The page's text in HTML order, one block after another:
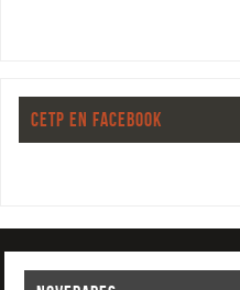
CETP EN FACEBOOK